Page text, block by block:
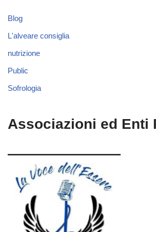
Blog
L'alveare consiglia
nutrizione
Public
Sofrologia
Associazioni ed Enti